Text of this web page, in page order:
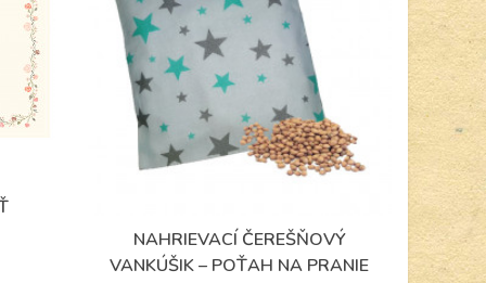
Obľúbené
NAHRIEVACÍ ČEREŠŇOVÝ
VANKÚŠIK – POŤAH NA PRANIE